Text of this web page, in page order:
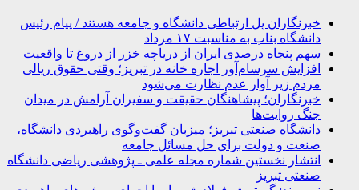
خبرنگاران پل ارتباطی دانشگاه و جامعه هستند / پیام رئیس
دانشگاه بناب به مناسبت ۱۷ مرداد
سهم پنجاه درصدی ایران از دریاچه خزر از دروغ تا واقعیت
افزایش سرسام‌آور اجاره خانه در تبریز؛ وقتی حقوق ریالی
مردم زیر آوار عدم نظارت می‌شود
خبرنگاران؛ پیشاهنگان حقیقت و سفیران آرامش در میدان
جنگ روایت‌ها
دانشگاه صنعتی تبریز؛ میزبان گفت‌وگوی راهبردی دانشگاه،
صنعت و دولت برای حل مسائل جامعه
انتشار نخستین شماره مجله علمی ـ پژوهشی ریاضی دانشگاه
صنعتی تبریز